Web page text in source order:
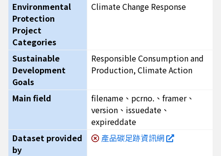
Environmental
Protection
Project
Categories
Climate Change Response
Sustainable
Development
Goals
Responsible Consumption and
Production, Climate Action
Main field
filename、pcrno.、framer、
version、issuedate、
expireddate
Dataset provided
by
產品碳足跡資訊網